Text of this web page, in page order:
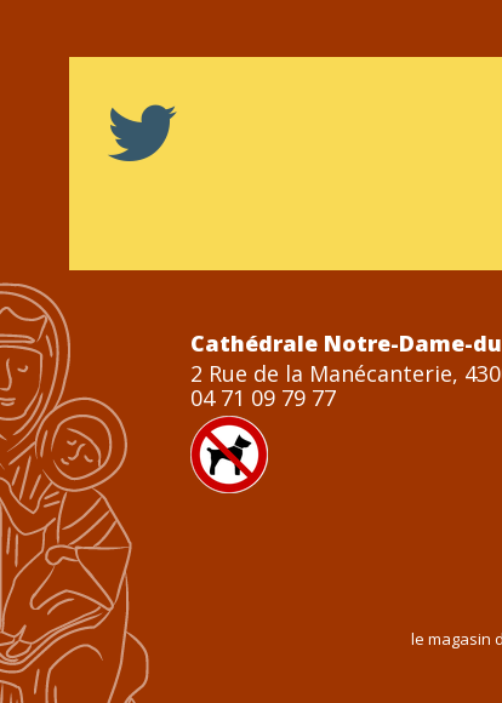
Cathédrale Notre-Dame-
2 Rue de la Manécanterie,
04 71 09 79 77
le magasin